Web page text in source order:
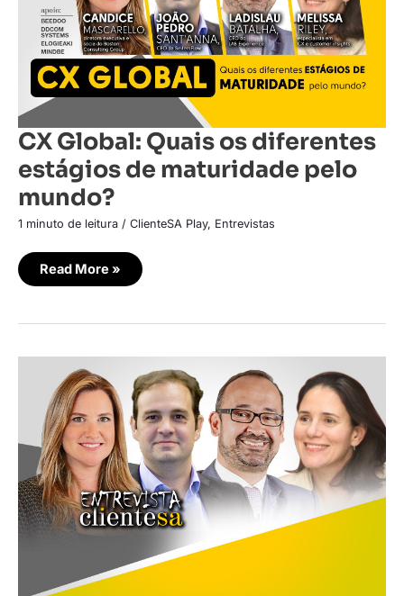
CX Global: Quais os diferentes
estágios de maturidade pelo
mundo?
1 minuto de leitura / ClienteSA Play, Entrevistas
maturidade
pelo
mundo?
Read More »
CX
global
debruça
sobre
as
possibilidades
da
IA
generativa